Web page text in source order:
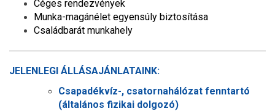
Céges rendezvények
Munka-magánélet egyensúly biztosítása
Családbarát munkahely
JELENLEGI ÁLLÁSAJÁNLATAINK:
Csapadékvíz-, csatornahálózat fenntartó
(általános fizikai dolgozó)